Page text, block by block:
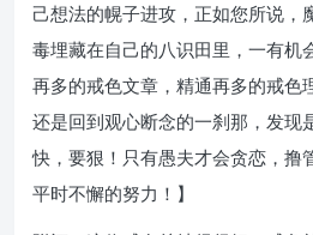
己想法的幌子进攻，正如您所说，
毒埋藏在自己的八识田里，一有机
再多的戒色文章，精通再多的戒色
还是回到观心断念的一刹那，发现
快，要狠！只有愚夫才会贪恋，撸
平时不懈的努力！】